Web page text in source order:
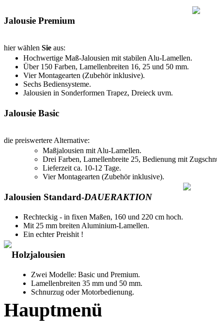
Jalousie Premium
hier wählen Sie aus:
Hochwertige Maß-Jalousien mit stabilen Alu-Lamellen.
Über 150 Farben, Lamellenbreiten 16, 25 und 50 mm.
Vier Montagearten (Zubehör inklusive).
Sechs Bediensysteme.
Jalousien in Sonderformen Trapez, Dreieck uvm.
Jalousie Basic
die preiswertere Alternative:
Maßjalousien mit Alu-Lamellen.
Drei Farben, Lamellenbreite 25, Bedienung mit
Lieferzeit ca. 10-12 Tage.
Vier Montagearten (Zubehör inklusive).
Jalousien Standard-DAUERAKTION
Rechteckig - in fixen Maßen, 160 und 220 cm hoch.
Mit 25 mm breiten Aluminium-Lamellen.
Ein echter Preishit !
Holzjalousien
Zwei Modelle: Basic und Premium.
Lamellenbreiten 35 mm und 50 mm.
Schnurzug oder Motorbedienung.
Hauptmenü